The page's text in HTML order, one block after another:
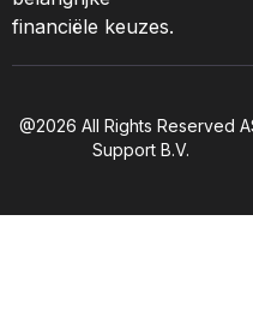
financiële keuzes.
@2026 All Rights Reserved
Support B.V.